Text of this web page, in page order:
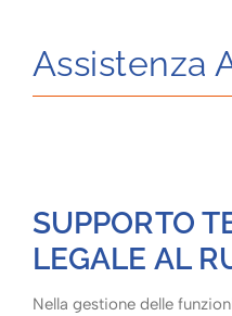
Assistenza
SUPPORTO
LEGALE AL
Nella gestione delle